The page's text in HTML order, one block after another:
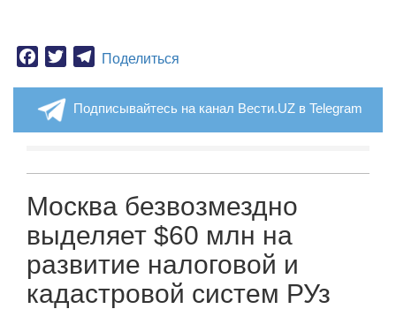
Facebook
TwitterTelegram
Поделиться
Подписывайтесь на канал Вести.UZ в Telegram
Москва безвозмездно
выделяет $60 млн на
развитие налоговой и
кадастровой систем РУз